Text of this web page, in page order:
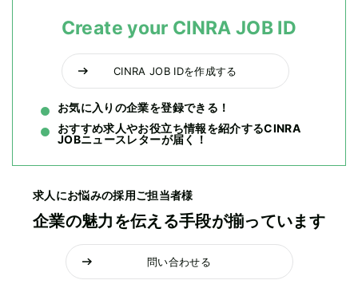
Create your CINRA JOB ID
CINRA JOB IDを作成する
お気に入りの企業を登録できる！
おすすめ求人やお役立ち情報を紹介するCINRA
JOBニュースレターが届く！
求人にお悩みの採用ご担当者様
企業の魅力を伝える手段が揃っています
問い合わせる